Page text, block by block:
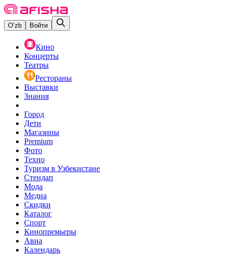
O‘zb Войти
Кино
Концерты
Театры
Рестораны
Выставки
Знания
Город
Дети
Магазины
Premium
Фото
Техно
Туризм в Узбекистане
Стендап
Мода
Медиа
Скидки
Каталог
Спорт
Кинопремьеры
Авиа
Календарь